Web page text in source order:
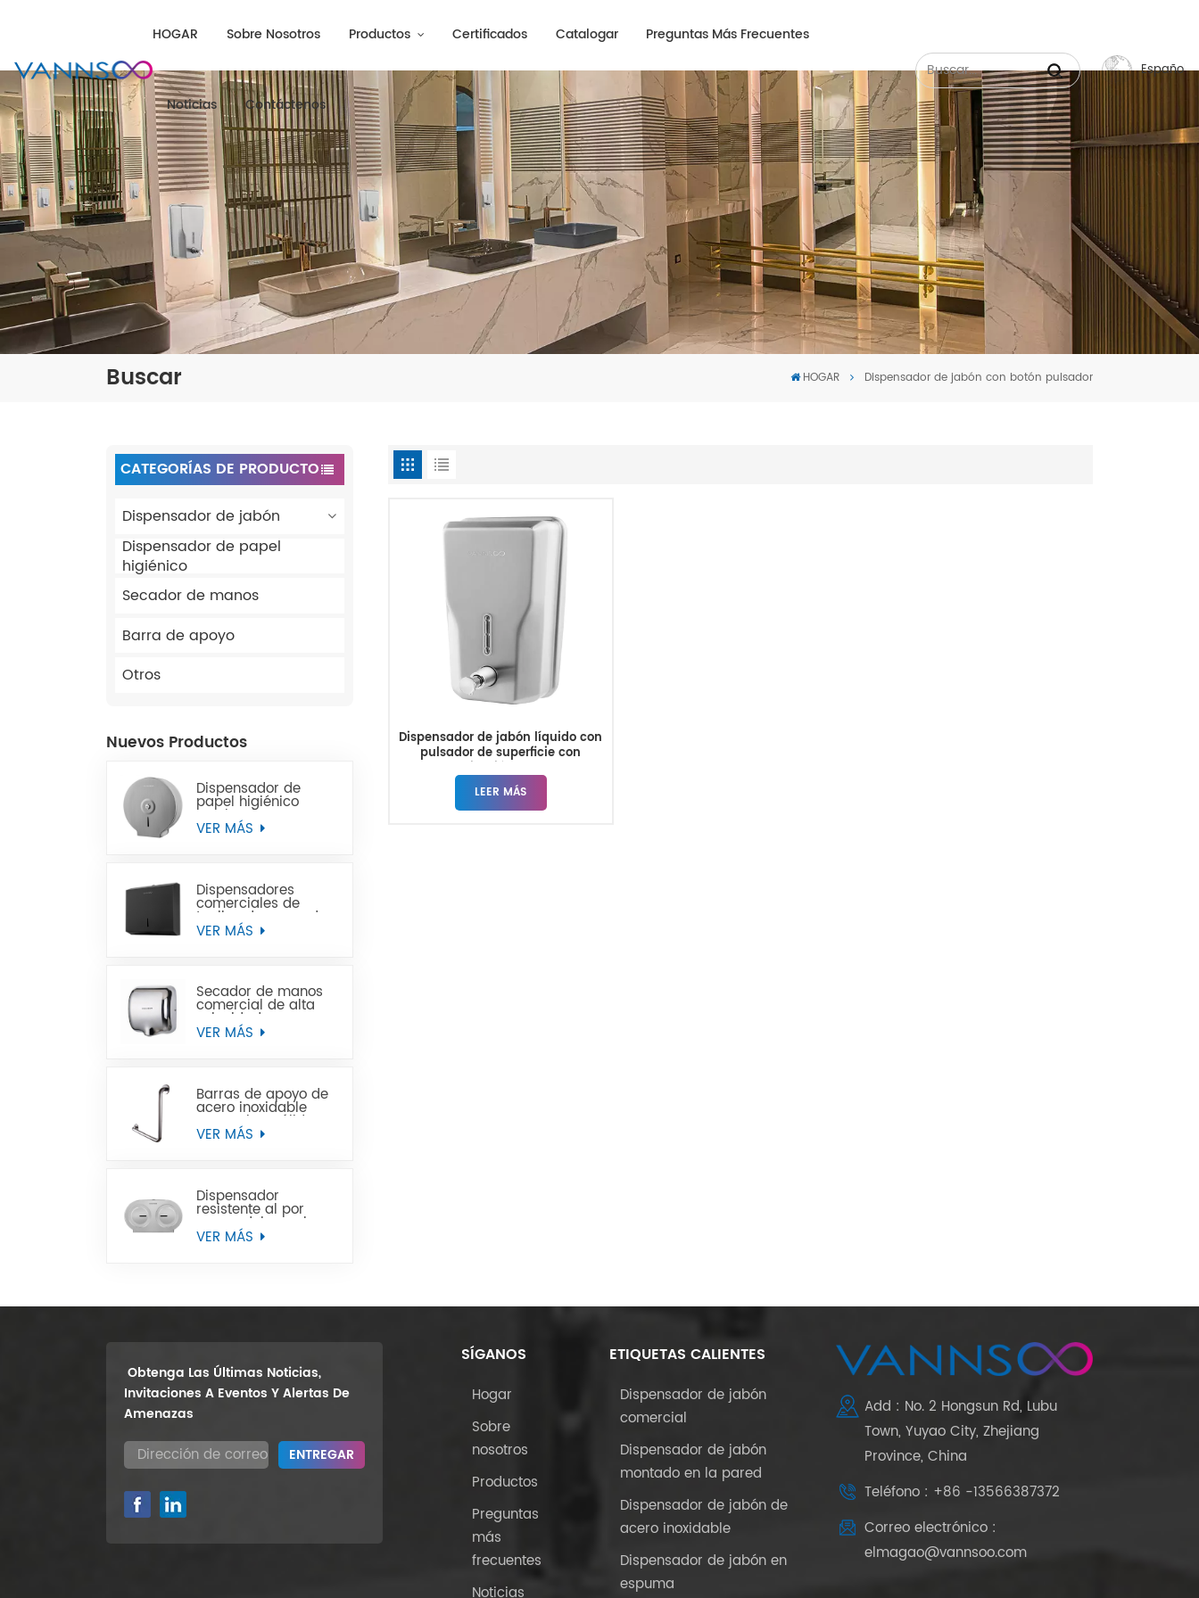
HOGAR Sobre Nosotros Productos Certificados Catalogar Preguntas Más Frecuentes
Noticias Contáctenos
Español
English
Русский
Español
中文
Buscar HOGAR Dispensador de jabón con botón pulsador
CATEGORÍAS DE PRODUCTO
Dispensador de jabón
Dispensador de papel
higiénico
Secador de manos
Barra de apoyo
Otros
Nuevos Productos
Dispensador de
papel higiénico
Jumbo de acero
inoxidable para
VER MÁS
Dispensadores
comerciales de
toallas de mano de
papel negro de
VER MÁS
Secador de manos
comercial de alta
velocidad para
baños
VER MÁS
Barras de apoyo de
acero inoxidable
para minusválidos
VER MÁS
Dispensador
resistente al por
mayor del papel
higiénico del rollo
VER MÁS
Dispensador de jabón líquido con
pulsador de superficie con
LEER MÁS
Obtenga Las Últimas Noticias,
Invitaciones A Eventos Y Alertas De
Amenazas
SÍGANOS
Hogar
Sobre
nosotros
Productos
Preguntas
más
frecuentes
Noticias
ETIQUETAS CALIENTES
Dispensador de jabón
comercial
Dispensador de jabón
montado en la pared
Dispensador de jabón de
acero inoxidable
Dispensador de jabón en
espuma
Add : No. 2 Hongsun Rd, Lubu
Town, Yuyao City, Zhejiang
Province, China
Teléfono : +86 -13566387372
Correo electrónico :
elmagao@vannsoo.com